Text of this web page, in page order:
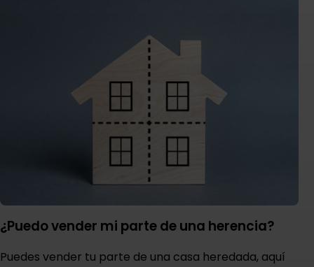
¿Puedo vender mi parte de una herencia?
Puedes vender tu parte de una casa heredada, aquí